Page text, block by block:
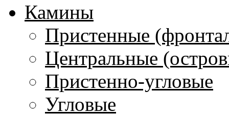
Камины
Пристенные
Центральные
Пристенно-угловые
Угловые